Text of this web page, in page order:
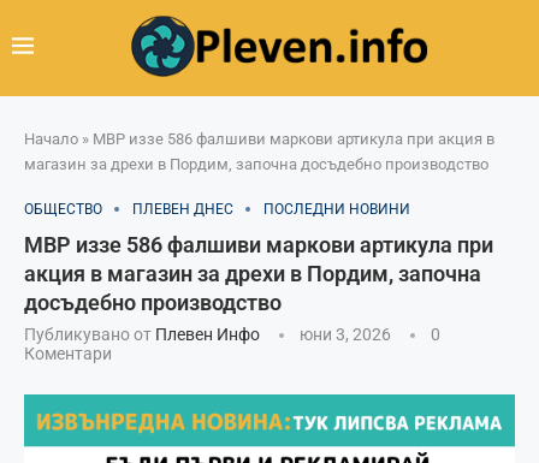
Начало » МВР иззе 586 фалшиви маркови артикула при акция в
магазин за дрехи в Пордим, започна досъдебно производство
ОБЩЕСТВО ПЛЕВЕН ДНЕС ПОСЛЕДНИ НОВИНИ
МВР иззе 586 фалшиви маркови артикула при
акция в магазин за дрехи в Пордим, започна
досъдебно производство
Публикувано от Плевен Инфо юни 3, 2026
0
Коментари